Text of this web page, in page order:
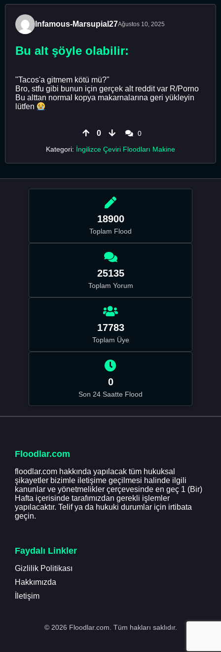
Infamous-Marsupial27Ağustos 10, 2025
Bu alt şöyle olabilir:
"Tacos'a gitmem kötü mü?"
Bro, stfu gibi bunun için gerçek alt reddit var R/Porno
Bu alttan normal kopya makarnalarına geri yükleyin
lütfen
0
0
Kategori: İngilizce Çeviri Floodları Makine
18900
Toplam Flood
25135
Toplam Yorum
17783
Toplam Üye
0
Son 24 Saatte Flood
Floodlar.com
floodlar.com hakkında yapılacak tüm hukuksal
şikayetler bizimle iletişime geçilmesi halinde ilgili
kanunlar ve yönetmelikler çerçevesinde en geç 1 (Bir)
Hafta içerisinde tarafımızdan gerekli işlemler
yapılacaktır. Telif ya da hukuki durumlar için irtibata
geçin.
Faydalı Linkler
Gizlilik Politikası
Hakkımızda
İletişim
© 2026 Floodlar.com. Tüm hakları saklıdır.